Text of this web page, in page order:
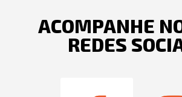
ACOMPANHE
REDES